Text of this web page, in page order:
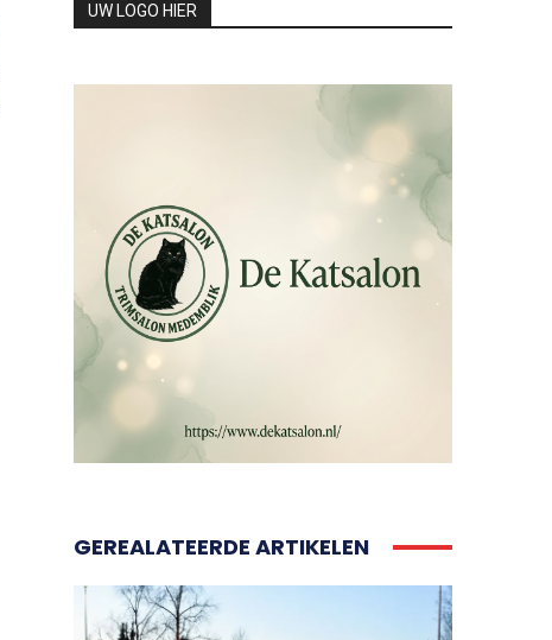
UW LOGO HIER
GEREALATEERDE ARTIKELEN